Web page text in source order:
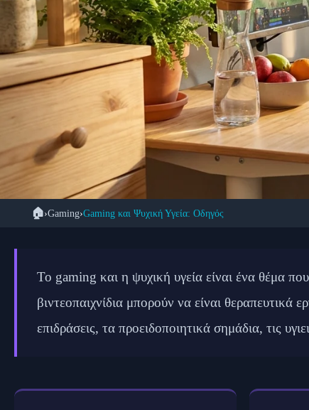
📅
🏠›Gaming›Gaming και Ψυχική Υγεία: Οδηγός
Το gaming και η ψυχική υγεία είναι ένα θέμα
βιντεοπαιχνίδια μπορούν να είναι
επιδράσεις, τα προειδοποιητικά σημάδια, τις